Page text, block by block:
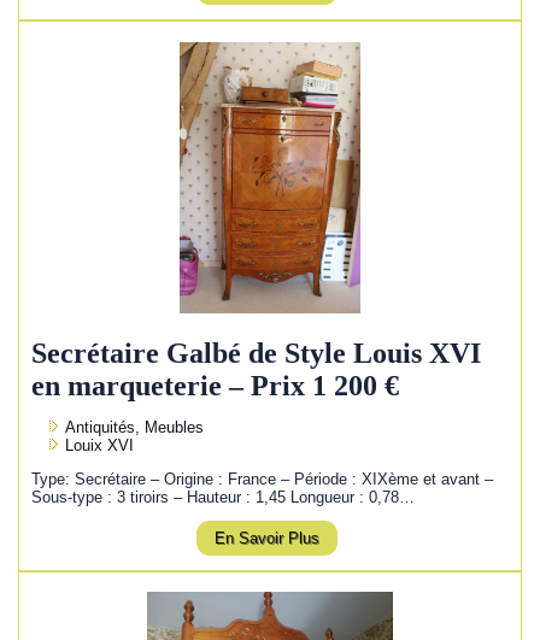
Secrétaire Galbé de Style Louis XVI
en marqueterie – Prix 1 200 €
Antiquités, Meubles
Louix XVI
Type: Secrétaire – Origine : France – Période : XIXème et avant –
Sous-type : 3 tiroirs – Hauteur : 1,45 Longueur : 0,78…
En Savoir Plus